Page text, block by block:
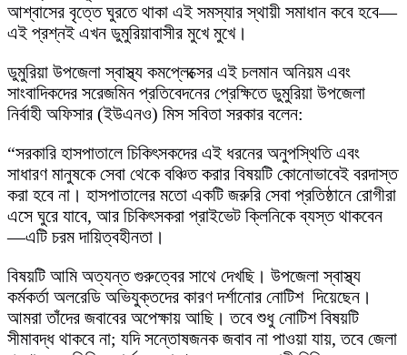
আশ্বাসের বৃত্তে ঘুরতে থাকা এই সমস্যার স্থায়ী সমাধান কবে হবে—
এই প্রশ্নই এখন ডুমুরিয়াবাসীর মুখে মুখে।
ডুমুরিয়া উপজেলা স্বাস্থ্য কমপ্লেক্সের এই চলমান অনিয়ম এবং
সাংবাদিকদের সরেজমিন প্রতিবেদনের প্রেক্ষিতে ডুমুরিয়া উপজেলা
নির্বাহী অফিসার (ইউএনও) মিস সবিতা সরকার বলেন:
“সরকারি হাসপাতালে চিকিৎসকদের এই ধরনের অনুপস্থিতি এবং
সাধারণ মানুষকে সেবা থেকে বঞ্চিত করার বিষয়টি কোনোভাবেই বরদাস্ত
করা হবে না। হাসপাতালের মতো একটি জরুরি সেবা প্রতিষ্ঠানে রোগীরা
এসে ঘুরে যাবে, আর চিকিৎসকরা প্রাইভেট ক্লিনিকে ব্যস্ত থাকবেন
—এটি চরম দায়িত্বহীনতা।
বিষয়টি আমি অত্যন্ত গুরুত্বের সাথে দেখছি। উপজেলা স্বাস্থ্য
কর্মকর্তা অলরেডি অভিযুক্তদের কারণ দর্শানোর নোটিশ দিয়েছেন।
আমরা তাঁদের জবাবের অপেক্ষায় আছি। তবে শুধু নোটিশ বিষয়টি
সীমাবদ্ধ থাকবে না; যদি সন্তোষজনক জবাব না পাওয়া যায়, তবে জেলা